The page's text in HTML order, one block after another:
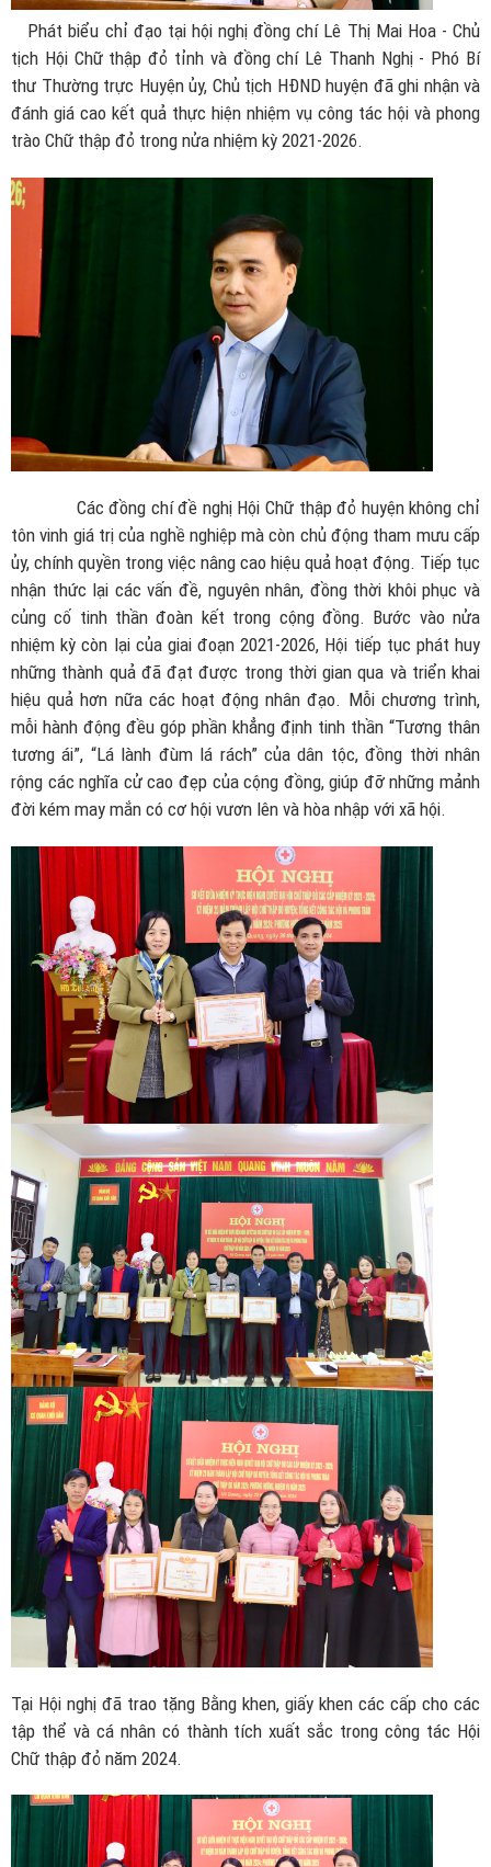
Phát biểu chỉ đạo tại hội nghị đồng chí Lê Thị Mai Hoa - Chủ
tịch Hội Chữ thập đỏ tỉnh và đồng chí Lê Thanh Nghị - Phó Bí
thư Thường trực Huyện ủy, Chủ tịch HĐND huyện đã ghi nhận và
đánh giá cao kết quả thực hiện nhiệm vụ công tác hội và phong
trào Chữ thập đỏ trong nửa nhiệm kỳ 2021-2026.
Các đồng chí đề nghị Hội Chữ thập đỏ huyện không chỉ
tôn vinh giá trị của nghề nghiệp mà còn chủ động tham mưu cấp
ủy, chính quyền trong việc nâng cao hiệu quả hoạt động. Tiếp tục
nhận thức lại các vấn đề, nguyên nhân, đồng thời khôi phục và
củng cố tinh thần đoàn kết trong cộng đồng. Bước vào nửa
nhiệm kỳ còn lại của giai đoạn 2021-2026, Hội tiếp tục phát huy
những thành quả đã đạt được trong thời gian qua và triển khai
hiệu quả hơn nữa các hoạt động nhân đạo. Mỗi chương trình,
mỗi hành động đều góp phần khẳng định tinh thần “Tương thân
tương ái”, “Lá lành đùm lá rách” của dân tộc, đồng thời nhân
rộng các nghĩa cử cao đẹp của cộng đồng, giúp đỡ những mảnh
đời kém may mắn có cơ hội vươn lên và hòa nhập với xã hội.
Tại Hội nghị đã trao tặng Bằng khen, giấy khen các cấp cho các
tập thể và cá nhân có thành tích xuất sắc trong công tác Hội
Chữ thập đỏ năm 2024.